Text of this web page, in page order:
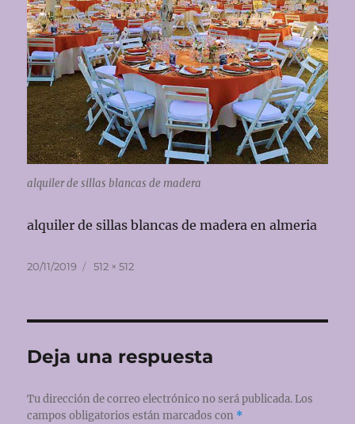
alquiler de sillas blancas de madera
alquiler de sillas blancas de madera en almeria
Publicado
20/11/2019
Tamaño
512 × 512
Deja una respuesta
Tu dirección de correo electrónico no será publicada. Los
campos obligatorios están marcados con *